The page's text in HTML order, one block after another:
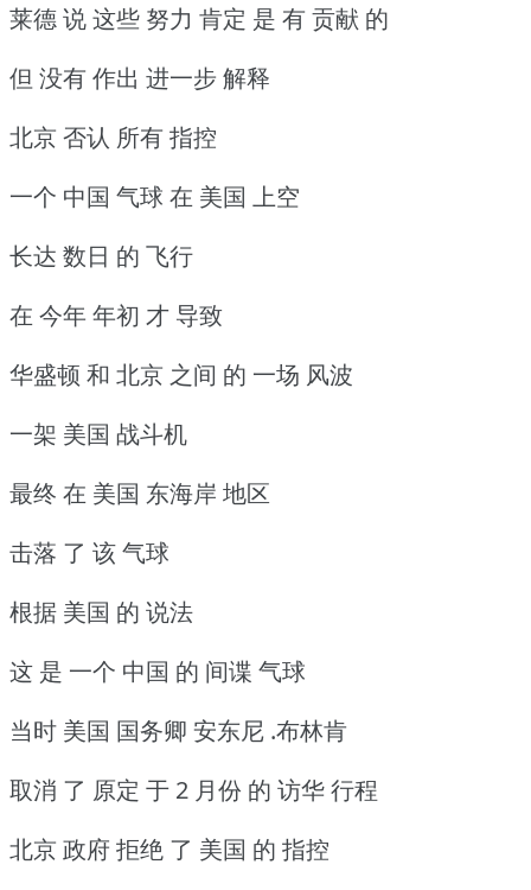
莱德 说 这些 努力 肯定 是 有 贡献 的
但 没有 作出 进一步 解释
北京 否认 所有 指控
一个 中国 气球 在 美国 上空
长达 数日 的 飞行
在 今年 年初 才 导致
华盛顿 和 北京 之间 的 一场 风波
一架 美国 战斗机
最终 在 美国 东海岸 地区
击落 了 该 气球
根据 美国 的 说法
这 是 一个 中国 的 间谍 气球
当时 美国 国务卿 安东尼 .布林肯
取消 了 原定 于 2 月份 的 访华 行程
北京 政府 拒绝 了 美国 的 指控